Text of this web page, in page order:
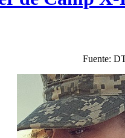
Fuente: